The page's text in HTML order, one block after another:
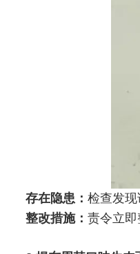
存在隐患： 检查发现
整改措施： 责令立即